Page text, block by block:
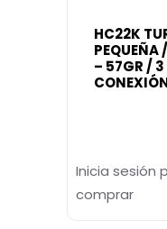
HC22K
– 57GR / 3
Inicia sesión
comprar